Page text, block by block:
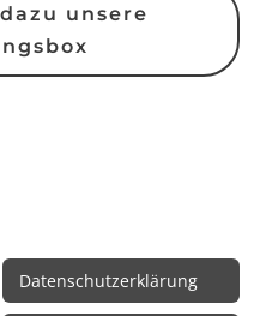
unsere
Datenschutzerklärung